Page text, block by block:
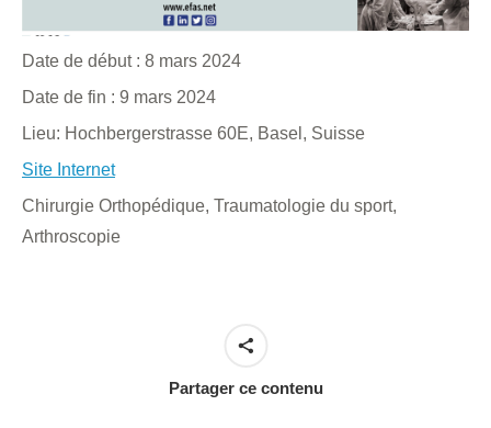
Date de début : 8 mars 2024
Date de fin : 9 mars 2024
Lieu: Hochbergerstrasse 60E, Basel, Suisse
Site Internet
Chirurgie Orthopédique, Traumatologie du sport,
Arthroscopie
Partager ce contenu